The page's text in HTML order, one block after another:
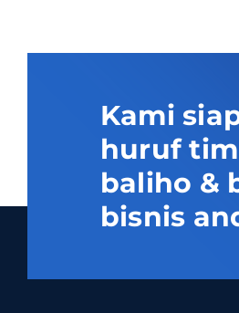
Kami
huruf
baliho &
bisnis